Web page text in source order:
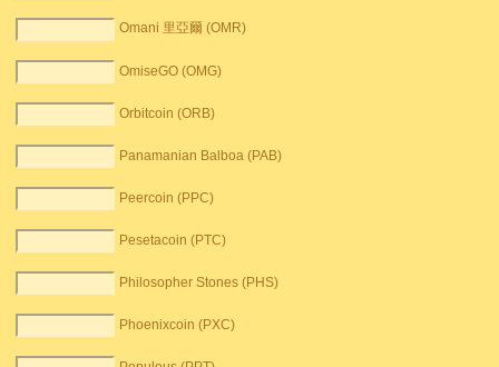
Omani 里亞爾 (OMR)
OmiseGO (OMG)
Orbitcoin (ORB)
Panamanian Balboa (PAB)
Peercoin (PPC)
Pesetacoin (PTC)
Philosopher Stones (PHS)
Phoenixcoin (PXC)